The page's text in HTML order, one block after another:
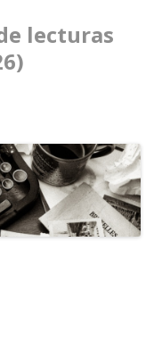
lecturas
contenido